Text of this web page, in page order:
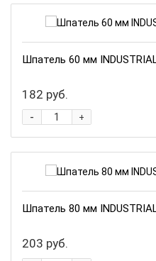
Шпатель 60 мм
182 руб.
+
-
Шпатель 80 мм
203 руб.